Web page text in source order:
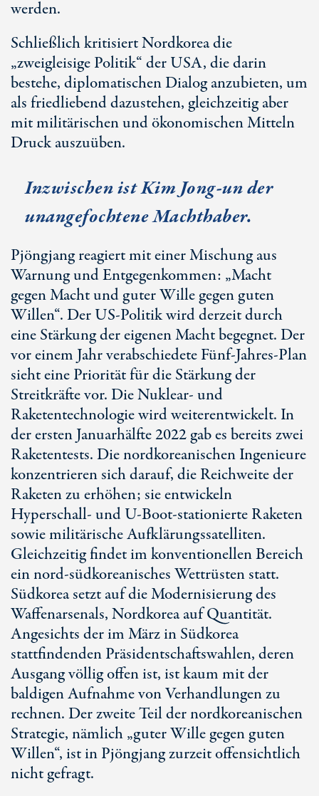
werden.
Schließlich kritisiert Nordkorea die
„zweigleisige Politik“ der USA, die darin
bestehe, diplomatischen Dialog anzubieten, um
als friedliebend dazustehen, gleichzeitig aber
mit militärischen und ökonomischen Mitteln
Druck auszuüben.
Inzwischen ist Kim Jong-un der
unangefochtene Machthaber.
Pjöngjang reagiert mit einer Mischung aus
Warnung und Entgegenkommen: „Macht
gegen Macht und guter Wille gegen guten
Willen“. Der US-Politik wird derzeit durch
eine Stärkung der eigenen Macht begegnet. Der
vor einem Jahr verabschiedete Fünf-Jahres-Plan
sieht eine Priorität für die Stärkung der
Streitkräfte vor. Die Nuklear- und
Raketentechnologie wird weiterentwickelt. In
der ersten Januarhälfte 2022 gab es bereits zwei
Raketentests. Die nordkoreanischen Ingenieure
konzentrieren sich darauf, die Reichweite der
Raketen zu erhöhen; sie entwickeln
Hyperschall- und U-Boot-stationierte Raketen
sowie militärische Aufklärungssatelliten.
Gleichzeitig findet im konventionellen Bereich
ein nord-südkoreanisches Wettrüsten statt.
Südkorea setzt auf die Modernisierung des
Waffenarsenals, Nordkorea auf Quantität.
Angesichts der im März in Südkorea
stattfindenden Präsidentschaftswahlen, deren
Ausgang völlig offen ist, ist kaum mit der
baldigen Aufnahme von Verhandlungen zu
rechnen. Der zweite Teil der nordkoreanischen
Strategie, nämlich „guter Wille gegen guten
Willen“, ist in Pjöngjang zurzeit offensichtlich
nicht gefragt.